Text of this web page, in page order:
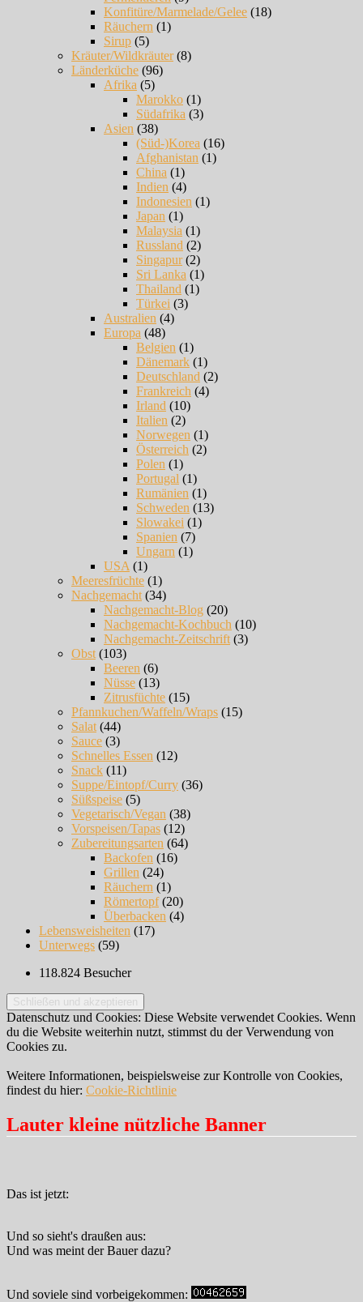
Konfitüre/Marmelade/Gelee (18)
Räuchern (1)
Sirup (5)
Kräuter/Wildkräuter(8)
Länderküche (96)
Afrika (5)
Marokko (1)
Südafrika (3)
Asien (38)
(Süd-)Korea (16)
Afghanistan (1)
China (1)
Indien (4)
Indonesien (1)
Japan (1)
Malaysia (1)
Russland (2)
Singapur(2)
Sri Lanka (1)
Thailand (1)
Türkei (3)
Australien (4)
Europa (48)
Belgien (1)
Dänemark (1)
Deutschland (2)
Frankreich (4)
Irland (10)
Italien (2)
Norwegen (1)
Österreich (2)
Polen (1)
Portugal (1)
Rumänien (1)
Schweden (13)
Slowakei (1)
Spanien (7)
Ungarn (1)
USA (1)
Meeresfrüchte (1)
Nachgemacht (34)
Nachgemacht-Blog (20)
Nachgemacht-Kochbuch (10)
Nachgemacht-Zeitschrift (3)
Obst (103)
Beeren (6)
Nüsse (13)
Zitrusfüchte (15)
Pfannkuchen/Waffeln/Wraps (15)
Salat (44)
Sauce (3)
Schnelles Essen (12)
Snack (11)
Suppe/Eintopf/Curry (36)
Süßspeise (5)
Vegetarisch/Vegan (38)
Vorspeisen/Tapas (12)
Zubereitungsarten (64)
Backofen (16)
Grillen (24)
Räuchern (1)
Römertopf(20)
Überbacken (4)
Lebensweisheiten (17)
Unterwegs (59)
118.824 Besucher
Datenschutz und Cookies: Diese Website verwendet Cookies. Wenn
du die Website weiterhin nutzt, stimmst du der Verwendung von
Cookies zu.
Weitere Informationen, beispielsweise zur Kontrolle von Cookies,
findest du hier: Cookie-Richtlinie
Lauter kleine nützliche Banner
Das ist jetzt:
Und so sieht's draußen aus:
Und was meint der Bauer dazu?
Und soviele sind vorbeigekommen: